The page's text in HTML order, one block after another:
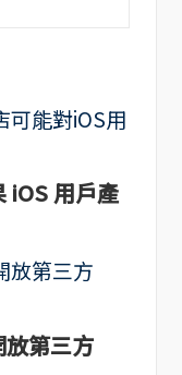
iOS 用戶產
第三方